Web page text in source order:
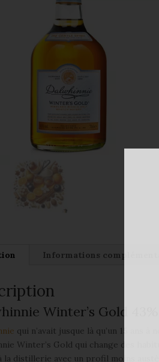
Informations
Winter’s Gold 43%
qui n’avait jusque là qu’un 15 ans
Winter’s Gold qui change des
la distillerie avec un profil moins